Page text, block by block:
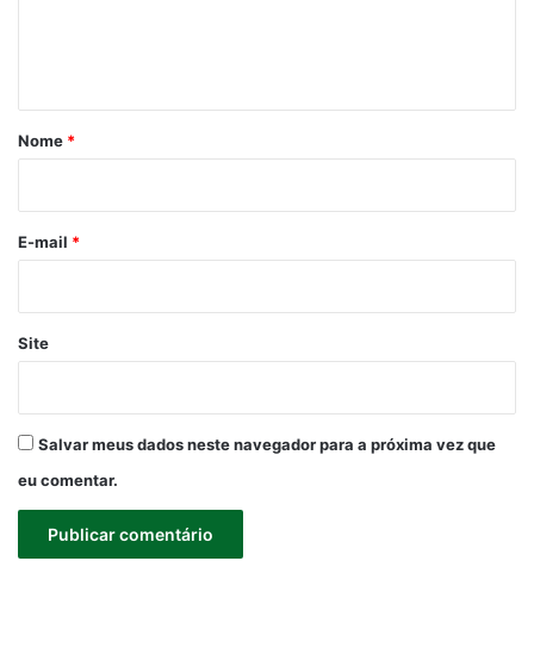
r
*
Nome *
E-mail *
Site
Salvar meus dados neste navegador para a próxima vez que
eu comentar.